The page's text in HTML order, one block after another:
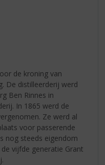
de kroning van
De distilleerderij werd
Ben Rinnes in
In 1865 werd de
Ze werd al
voor passerende
nog steeds eigendom
vijfde generatie Grant